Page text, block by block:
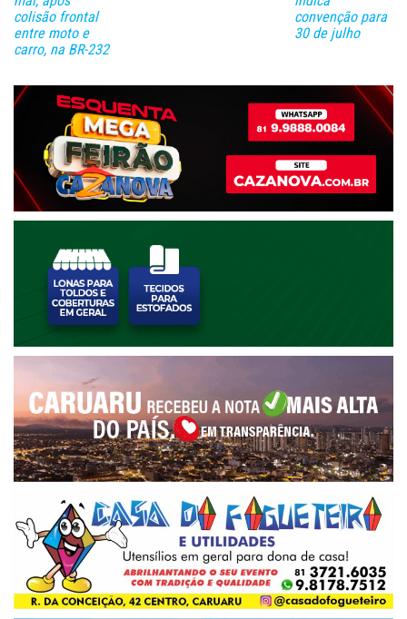
colisão frontal
entre moto e
carro, na BR-232
convenção para
30 de julho